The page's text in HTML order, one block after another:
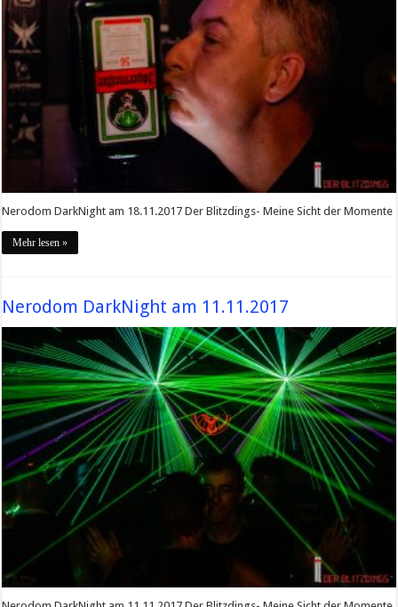
Nerodom DarkNight am 18.11.2017 Der Blitzdings- Meine Sicht der Momente
Mehr lesen »
Nerodom DarkNight am 11.11.2017